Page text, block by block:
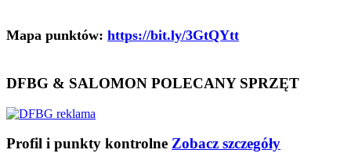
Mapa punktów: https://bit.ly/3GtQYtt
DFBG & SALOMON POLECANY SPRZĘT
Profil i punkty kontrolne Zobacz szczegóły